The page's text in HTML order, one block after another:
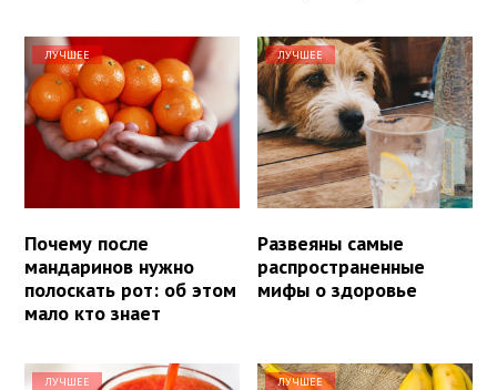
ЛУЧШЕЕ
Почему после
мандаринов нужно
полоскать рот: об этом
мало кто знает
ЛУЧШЕЕ
Развеяны самые
распространенные
мифы о здоровье
ЛУЧШЕЕ ЛУЧШЕЕ